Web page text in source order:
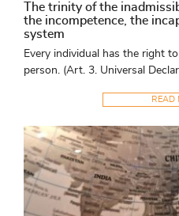
The trinity of the
the incompetence, the
system
Every individual has the right
person. (Art. 3. Universal
READ